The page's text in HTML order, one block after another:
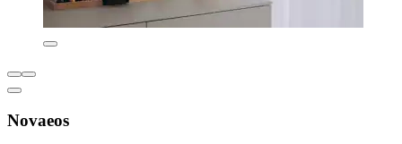
Novaeos